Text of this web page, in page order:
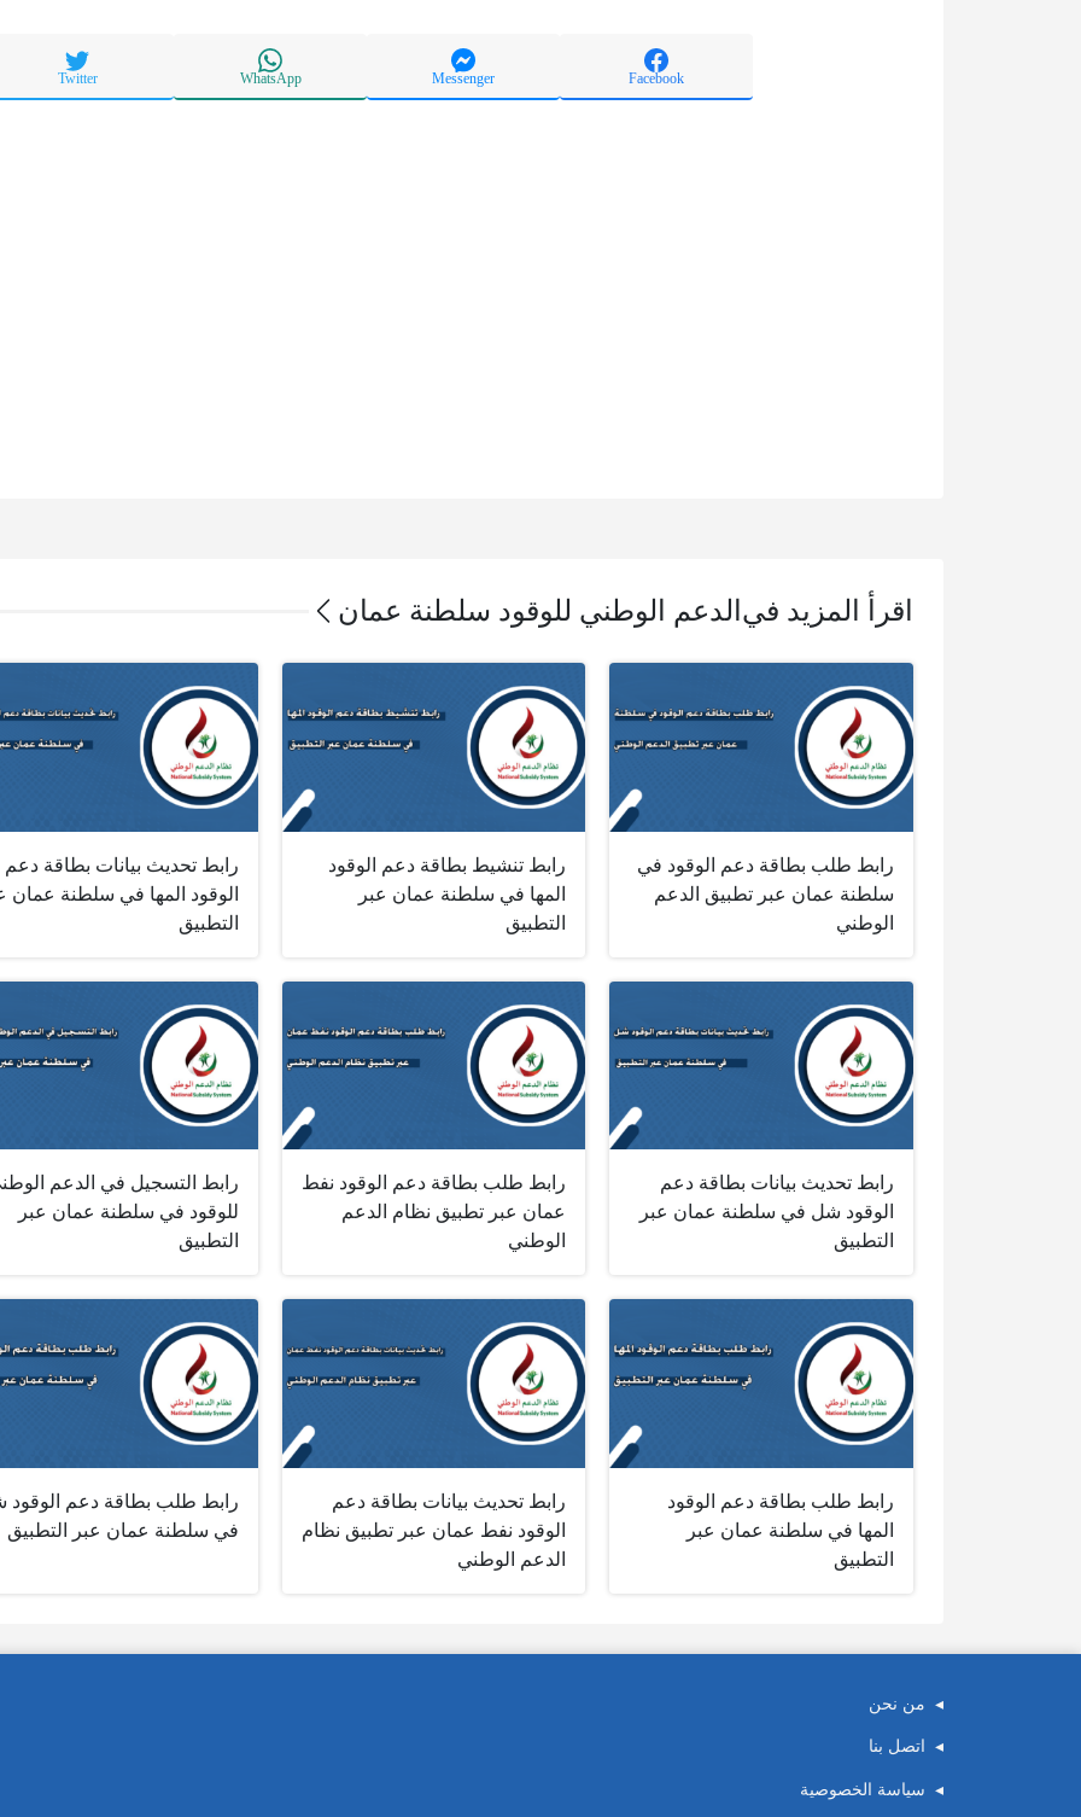
Facebook
Messenger
WhatsApp
Twitter
اقرأ المزيد في الدعم الوطني للوقود سلطنة عمان
رابط طلب بطاقة دعم الوقود في
سلطنة عمان عبر تطبيق الدعم
الوطني
رابط تنشيط بطاقة دعم الوقود
المها في سلطنة عمان عبر
التطبيق
رابط تحديث بيانات بطاقة دعم
الوقود المها في سلطنة عمان
التطبيق
رابط تحديث بيانات بطاقة دعم
الوقود شل في سلطنة عمان عبر
التطبيق
رابط طلب بطاقة دعم الوقود نفط
عمان عبر تطبيق نظام الدعم
الوطني
رابط التسجيل في الدعم
للوقود في سلطنة عمان عبر
التطبيق
رابط طلب بطاقة دعم الوقود
المها في سلطنة عمان عبر
التطبيق
رابط تحديث بيانات بطاقة دعم
الوقود نفط عمان عبر تطبيق نظام
الدعم الوطني
رابط طلب بطاقة دعم
في سلطنة عمان عبر التطبيق
من نحن
اتصل بنا
سياسة الخصوصية